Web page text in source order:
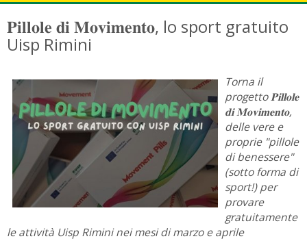
𝐏𝐢𝐥𝐥𝐨𝐥𝐞 𝐝𝐢 𝐌𝐨𝐯𝐢𝐦𝐞𝐧𝐭𝐨, lo sport gratuito
Uisp Rimini
Torna il
progetto 𝐏𝐢𝐥𝐥𝐨𝐥𝐞
𝐝𝐢 𝐌𝐨𝐯𝐢𝐦𝐞𝐧𝐭𝐨,
delle vere e
proprie "pillole
di benessere"
(sotto forma di
sport!) per
provare
gratuitamente
le attività Uisp Rimini nei mesi di marzo e aprile